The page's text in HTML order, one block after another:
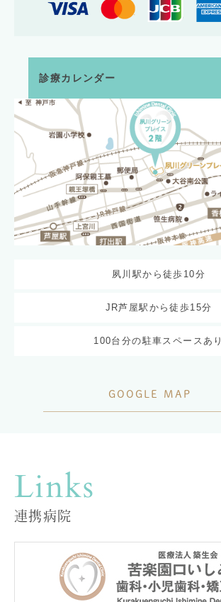
診療カレンダー
夙川駅から徒歩10分
JR芦屋駅から徒歩15分
100台分の駐車スペースあり
GOOGLE MAP
Links
連携病院